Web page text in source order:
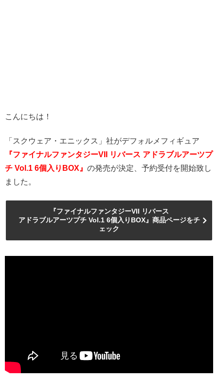
こんにちは！
「スクウェア・エニックス」社がデフォルメフィギュア
『ファイナルファンタジーVII リバース アドラブルアーツプ
チ Vol.1 6個入りBOX』 の発売が決定、予約受付を開始致し
ました。
『ファイナルファンタジーVII リバース
アドラブルアーツプチ Vol.1 6個入りBOX』商品ページをチ
ェック